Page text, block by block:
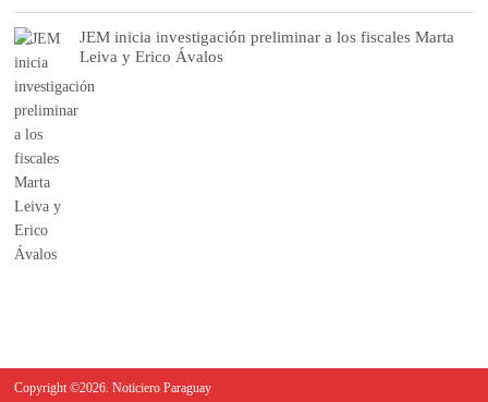
JEM inicia investigación preliminar a los fiscales Marta
Leiva y Erico Ávalos
Copyright ©2026. Noticiero Paraguay